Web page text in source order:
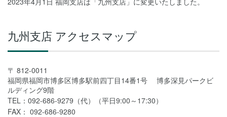
九州支店 アクセスマップ
812-0011
福岡県福岡市博多区博多駅前四丁目14番1号 博多深見パークビ
ルディング9階
TEL： 092-686-9279（代）
（平日9:00～17:30）
FAX： 092-686-9280